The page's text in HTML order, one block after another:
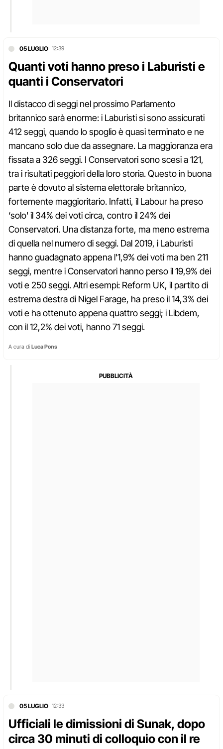
05 LUGLIO 12:39
Quanti voti hanno preso i Laburisti e
quanti i Conservatori
Il distacco di seggi nel prossimo Parlamento
britannico sarà enorme: i Laburisti si sono assicurati
412 seggi, quando lo spoglio è quasi terminato e ne
mancano solo due da assegnare. La maggioranza era
fissata a 326 seggi. I Conservatori sono scesi a 121,
tra i risultati peggiori della loro storia. Questo in buona
parte è dovuto al sistema elettorale britannico,
fortemente maggioritario. Infatti, il Labour ha preso
‘solo' il 34% dei voti circa, contro il 24% dei
Conservatori. Una distanza forte, ma meno estrema
di quella nel numero di seggi. Dal 2019, i Laburisti
hanno guadagnato appena l'1,9% dei voti ma ben 211
seggi, mentre i Conservatori hanno perso il 19,9% dei
voti e 250 seggi. Altri esempi: Reform UK, il partito di
estrema destra di Nigel Farage, ha preso il 14,3% dei
voti e ha ottenuto appena quattro seggi; i Libdem,
con il 12,2% dei voti, hanno 71 seggi.
A cura di Luca Pons
05 LUGLIO 12:33
Ufficiali le dimissioni di Sunak, dopo
circa 30 minuti di colloquio con il re